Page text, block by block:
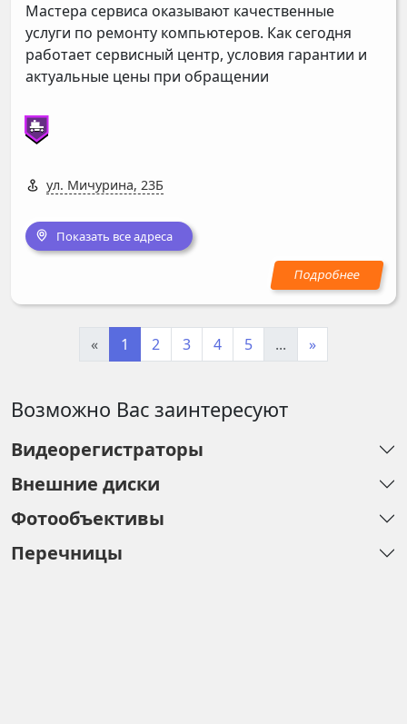
Мастера сервиса оказывают качественные
услуги по ремонту компьютеров. Как сегодня
работает сервисный центр, условия гарантии и
актуальные цены при обращении
ул. Мичурина, 23Б
Показать все адреса
« 1 2 3 4 5 ... »
Возможно Вас заинтересуют
Видеорегистраторы
Внешние диски
Фотообъективы
Перечницы